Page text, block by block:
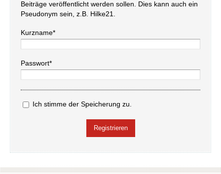
Beiträge veröffentlicht werden sollen. Dies kann auch ein
Pseudonym sein, z.B. Hilke21.
Kurzname*
Passwort*
Ich stimme der Speicherung zu.